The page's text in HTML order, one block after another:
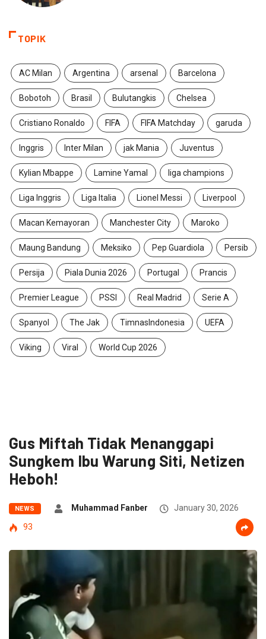
TOPIK
AC Milan Argentina arsenal Barcelona
Bobotoh Brasil Bulutangkis Chelsea
Cristiano Ronaldo FIFA FIFA Matchday garuda
Inggris Inter Milan jak Mania Juventus
Kylian Mbappe Lamine Yamal liga champions
Liga Inggris Liga Italia Lionel Messi Liverpool
Macan Kemayoran Manchester City Maroko
Maung Bandung Meksiko Pep Guardiola Persib
Persija Piala Dunia 2026 Portugal Prancis
Premier League PSSI Real Madrid Serie A
Spanyol The Jak TimnasIndonesia UEFA
Viking Viral World Cup 2026
Gus Miftah Tidak Menanggapi
Sungkem Ibu Warung Siti, Netizen
Heboh!
NEWS Muhammad Fanber
January 30, 2026
93